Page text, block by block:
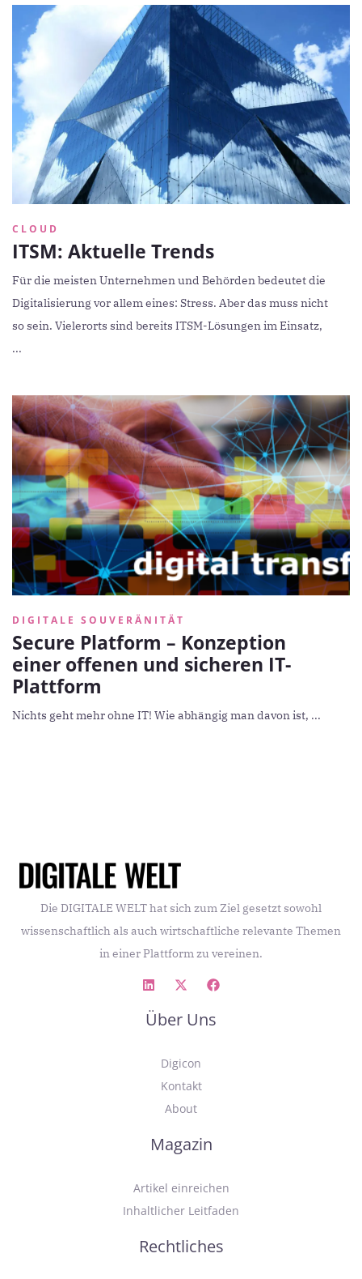
CLOUD
ITSM: Aktuelle Trends
Für die meisten Unternehmen und Behörden bedeutet die
Digitalisierung vor allem eines: Stress. Aber das muss nicht
so sein. Vielerorts sind bereits ITSM-Lösungen im Einsatz,
...
DIGITALE SOUVERÄNITÄT
Secure Platform – Konzeption
einer offenen und sicheren IT-
Plattform
Nichts geht mehr ohne IT! Wie abhängig man davon ist, ...
Die DIGITALE WELT hat sich zum Ziel gesetzt sowohl
wissenschaftlich als auch wirtschaftliche relevante Themen
in einer Plattform zu vereinen.
Über Uns
Digicon
Kontakt
About
Magazin
Artikel einreichen
Inhaltlicher Leitfaden
Rechtliches